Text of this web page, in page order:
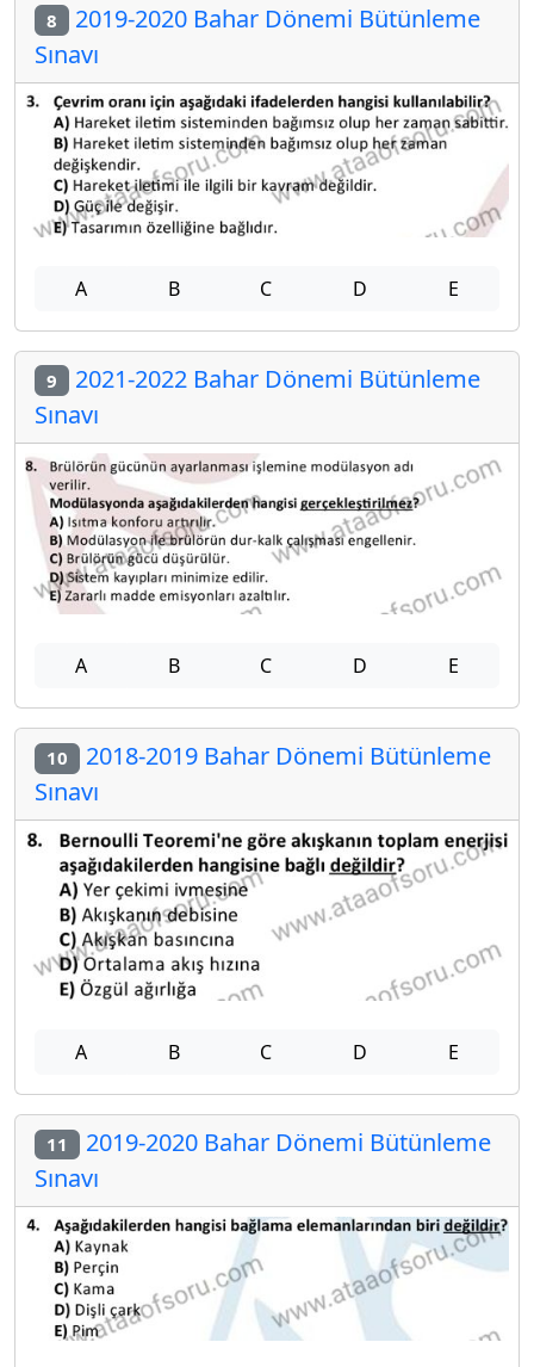
8 2019-2020 Bahar Dönemi Bütünleme
Sınavı
A B C D E
9 2021-2022 Bahar Dönemi Bütünleme
Sınavı
A B C D E
10 2018-2019 Bahar Dönemi Bütünleme
Sınavı
A B C D E
11 2019-2020 Bahar Dönemi Bütünleme
Sınavı